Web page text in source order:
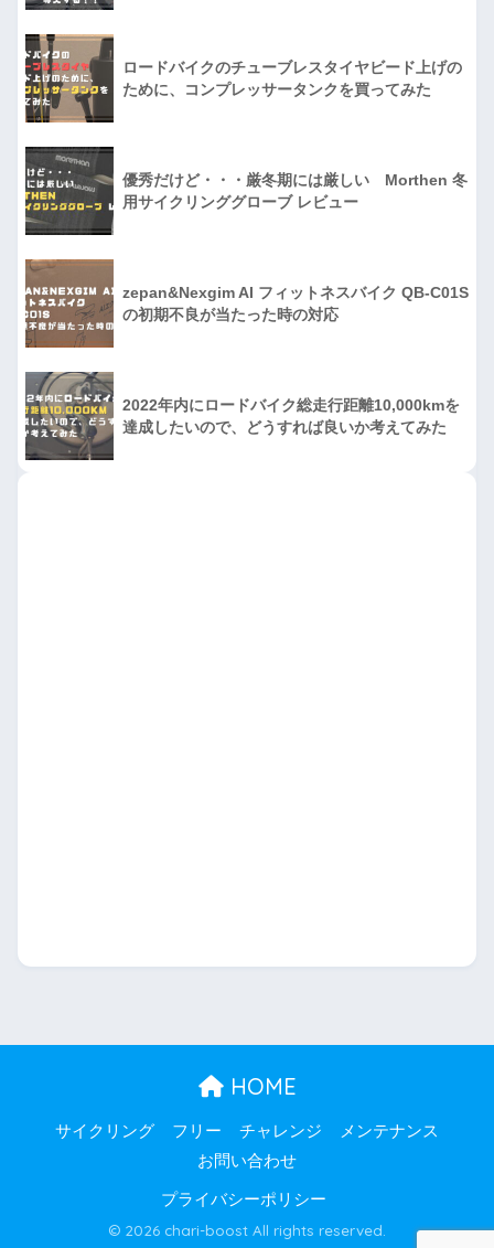
ロードバイクのチューブレスタイヤビード上げの
ために、コンプレッサータンクを買ってみた
優秀だけど・・・厳冬期には厳しい Morthen 冬
用サイクリンググローブ レビュー
zepan&Nexgim AI フィットネスバイク QB-C01S
の初期不良が当たった時の対応
2022年内にロードバイク総走行距離10,000kmを
達成したいので、どうすれば良いか考えてみた
HOME
サイクリング フリー チャレンジ
メンテナンス
お問い合わせ
プライバシーポリシー
© 2026 chari-boost All rights reserved.